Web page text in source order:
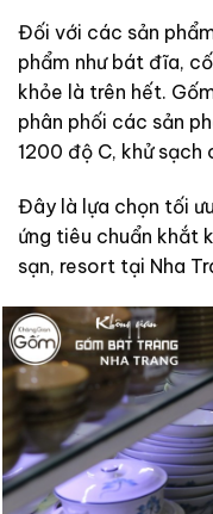
Đối với các sản
phẩm như bát đĩa,
khỏe là trên hết.
phân phối các sản
1200 độ C, khử sạch
Đây là lựa chọn tối
ứng tiêu chuẩn khắt
sạn, resort tại Nha